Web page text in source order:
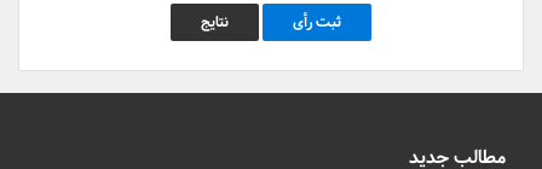
ثبت رأی نتایج
مطالب جدید